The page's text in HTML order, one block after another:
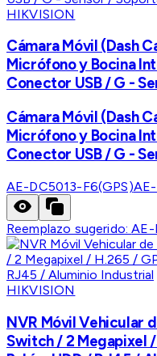
HIKVISION
Cámara Móvil (Dash
Micrófono y Bocina
Conector USB / G -
Cámara Móvil (Dash
Micrófono y Bocina
Conector USB / G -
AE-DC5013-F6(GPS)
Reemplazo sugerido:AE-
HIKVISION
NVR Móvil Vehicular
Switch / 2 Megapixel /